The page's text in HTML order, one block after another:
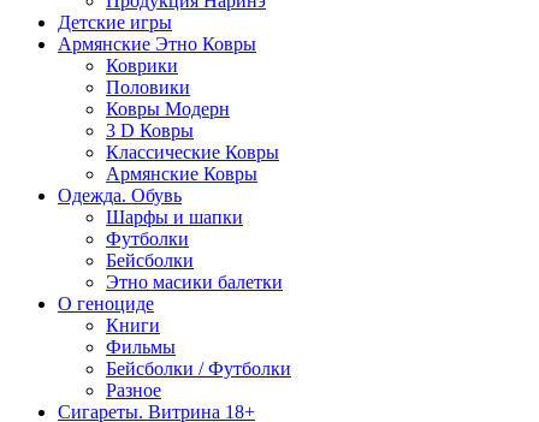
Детские игры
Армянские Этно Ковры
Коврики
Половики
Ковры Модерн
3 D Ковры
Классические Ковры
Армянские Ковры
Одежда. Обувь
Шарфы и шапки
Футболки
Бейсболки
Этно масики балетки
О геноциде
Книги
Фильмы
Бейсболки / Футболки
Разное
Сигареты. Витрина 18+